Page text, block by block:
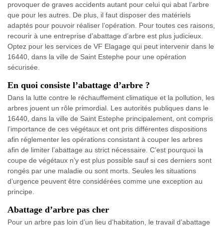
provoquer de graves accidents autant pour celui qui abat l’arbre
que pour les autres. De plus, il faut disposer des matériels
adaptés pour pouvoir réaliser l’opération. Pour toutes ces raisons,
recourir à une entreprise d’abattage d’arbre est plus judicieux.
Optez pour les services de VF Elagage qui peut intervenir dans le
16440, dans la ville de Saint Estephe pour une opération
sécurisée.
En quoi consiste l’abattage d’arbre ?
Dans la lutte contre le réchauffement climatique et la pollution, les
arbres jouent un rôle primordial. Les autorités publiques dans le
16440, dans la ville de Saint Estephe principalement, ont compris
l’importance de ces végétaux et ont pris différentes dispositions
afin réglementer les opérations consistant à couper les arbres
afin de limiter l’abattage au strict nécessaire. C’est pourquoi la
coupe de végétaux n’y est plus possible sauf si ces derniers sont
rongés par une maladie ou sont morts. Seules les situations
d’urgence peuvent être considérées comme une exception au
principe.
Abattage d’arbre pas cher
Pour un arbre pas loin d’un lieu d’habitation, le travail d’abattage